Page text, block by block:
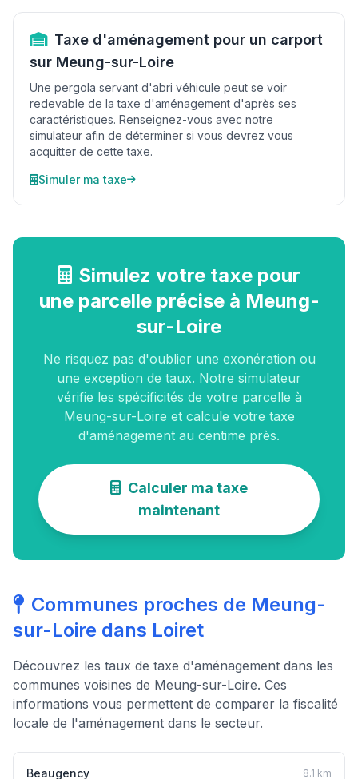
Taxe d'aménagement pour un carport
sur Meung-sur-Loire
Une pergola servant d'abri véhicule peut se voir
redevable de la taxe d'aménagement d'après ses
caractéristiques. Renseignez-vous avec notre
simulateur afin de déterminer si vous devrez vous
acquitter de cette taxe.
Simuler ma taxe
Simulez votre taxe pour
une parcelle précise à Meung-
sur-Loire
Ne risquez pas d'oublier une exonération ou
une exception de taux. Notre simulateur
vérifie les spécificités de votre parcelle à
Meung-sur-Loire et calcule votre taxe
d'aménagement au centime près.
Calculer ma taxe
maintenant
Communes proches de Meung-
sur-Loire dans Loiret
Découvrez les taux de taxe d'aménagement dans les
communes voisines de Meung-sur-Loire. Ces
informations vous permettent de comparer la fiscalité
locale de l'aménagement dans le secteur.
Beaugency
8.1 km